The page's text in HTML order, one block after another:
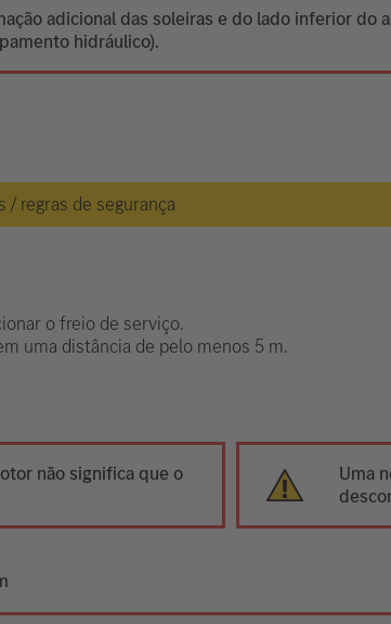
adicional das soleiras e do lado inferior do
hidráulico).
/ regras de segurança
o freio de serviço.
uma distância de pelo menos 5 m.
não significa que o
Uma